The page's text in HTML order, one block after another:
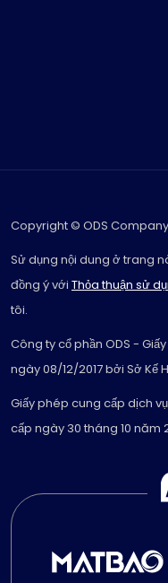
Copyright © ODS
Sử dụng nội dung ở trang
đồng ý với Thỏa thuận sử
tôi.
Công ty cổ phần ODS -
ngày 08/12/2017 bởi Sở Kế
Giấy phép cung cấp dịch
cấp ngày 30 tháng 10 năm